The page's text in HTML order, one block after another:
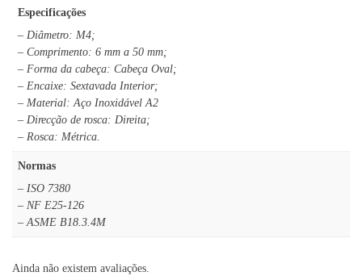
Especificações
– Diâmetro: M4;
– Comprimento: 6 mm a 50 mm;
– Forma da cabeça: Cabeça Oval;
– Encaixe: Sextavada Interior;
– Material: Aço Inoxidável A2
– Direcção de rosca: Direita;
– Rosca: Métrica.
Normas
– ISO 7380
– NF E25-126
– ASME B18.3.4M
Ainda não existem avaliações.